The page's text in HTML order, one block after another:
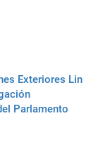
Exteriores Lin
Parlamento